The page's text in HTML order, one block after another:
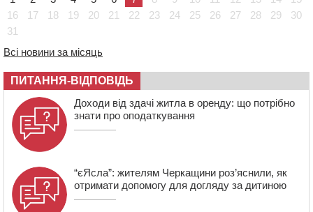
08:22
“На щиті” у Чорнобаївську громаду повертається
полеглий біля Кліщіївки воїн
сплатили на Черкащині
06 СЕРПНЯ 2026, ЧЕТВЕР
21:13 Вісім медалей, з яких чотири золоті: черкаські
спортсмени тріумфували на чемпіонаті України
16
17 18 19 20 21 22 23 24 25 26 27 28 29
30
31
Всі новини за місяць
ПИТАННЯ-ВІДПОВІДЬ
Доходи від здачі житла в оренду: що потрібно
знати про оподаткування
“єЯсла”: жителям Черкащини роз’яснили, як
отримати допомогу для догляду за дитиною